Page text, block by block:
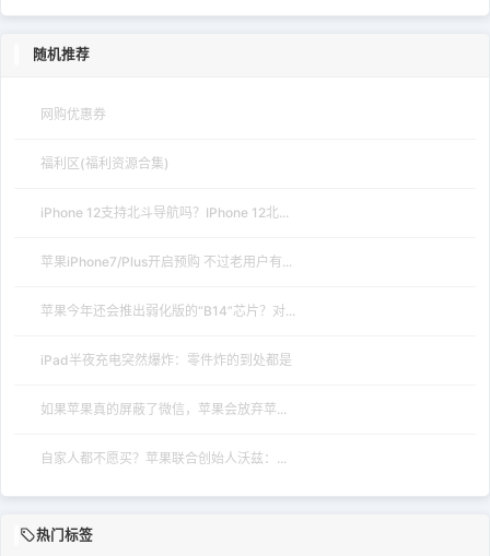
随机推荐
网购优惠券
福利区(福利资源合集)
iPhone 12支持北斗导航吗？IPhone 12北...
苹果iPhone7/Plus开启预购 不过老用户有...
苹果今年还会推出弱化版的“B14”芯片？对...
iPad半夜充电突然爆炸：零件炸的到处都是
如果苹果真的屏蔽了微信，苹果会放弃苹...
自家人都不愿买？苹果联合创始人沃兹：...
热门标签